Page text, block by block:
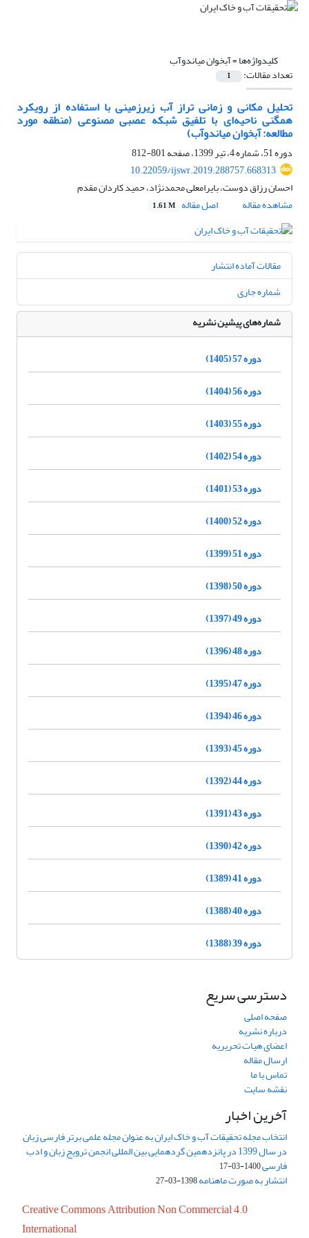
کلیدواژه‌ها =آبخوان میاندوآب
تعداد مقالات: 1
تحلیل مکانی و زمانی تراز آب زیرزمینی با استفاده از رویکرد
همگنی ناحیه‌ای با تلفیق شبکه عصبی مصنوعی (منطقه مورد
مطالعه: آبخوان میاندوآب)
دوره 51، شماره 4، تیر 1399، صفحه
801-812
10.22059/ijswr.2019.288757.668313
احسان رزاق دوست، بایرامعلی محمدنژاد، حمید کاردان مقدم
مشاهده مقاله
اصل مقاله 1.61 M
مقالات آماده انتشار
شماره جاری
شماره‌های پیشین نشریه
دوره 57 (1405)
دوره 56 (1404)
دوره 55 (1403)
دوره 54 (1402)
دوره 53 (1401)
دوره 52 (1400)
دوره 51 (1399)
دوره 50 (1398)
دوره 49 (1397)
دوره 48 (1396)
دوره 47 (1395)
دوره 46 (1394)
دوره 45 (1393)
دوره 44 (1392)
دوره 43 (1391)
دوره 42 (1390)
دوره 41 (1389)
دوره 40 (1388)
دوره 39 (1388)
دسترسی سریع
صفحه اصلی
درباره نشریه
اعضای هیات تحریریه
ارسال مقاله
تماس با ما
نقشه سایت
آخرین اخبار
انتخاب مجله تحقیقات آب و خاک ایران به عنوان مجله علمی برتر فارسی زبان
در سال 1399 در پانزدهمین گردهمایی بین المللی انجمن ترویج زبان و ادب
فارسی1400-03-17
انتشار به صورت ماهنامه1398-03-27
Creative Commons Attribution Non Commercial 4.0
International